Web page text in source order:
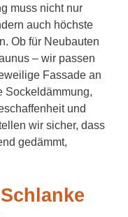
muss nicht nur
auch höchste
Ob für Neubauten
– wir passen
Fassade an
Sockeldämmung,
und
wir sicher, dass
gedämmt,